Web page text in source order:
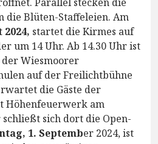
die Blüten-Staffeleien. Am
startet die Kirmes auf
um 14 Uhr. Ab 14.30 Uhr ist
Wiesmoorer
auf der Freilichtbühne
die Gäste der
Höhenfeuerwerk am
schließt sich dort die Open-
1. September 2024, ist